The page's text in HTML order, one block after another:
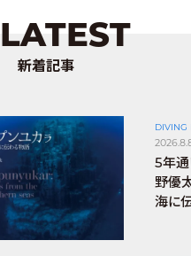
LATEST
新着記事
DIVING
5年通
野優
海に